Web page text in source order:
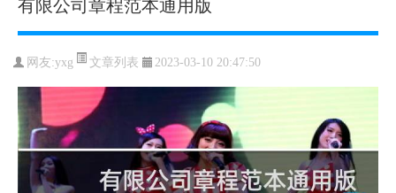
网友:yxg 文章列表 2023-03-10 20:47:50